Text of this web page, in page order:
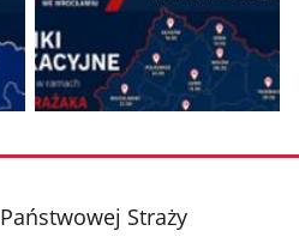
zdjęcie
z
galerii.
Straży